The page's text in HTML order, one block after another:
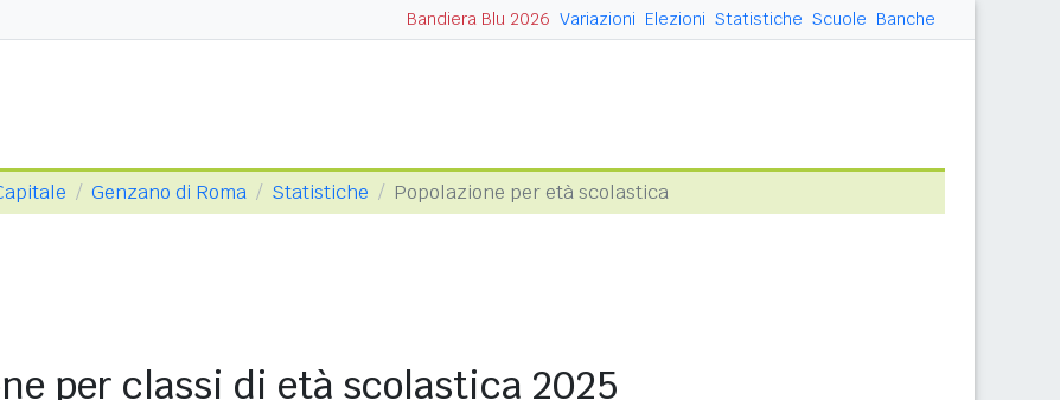
Bandiera Blu 2026 Variazioni Elezioni Statistiche Scuole Banche
Genzano di Roma Statistiche Popolazione per età scolastica
per classi di età scolastica 2025